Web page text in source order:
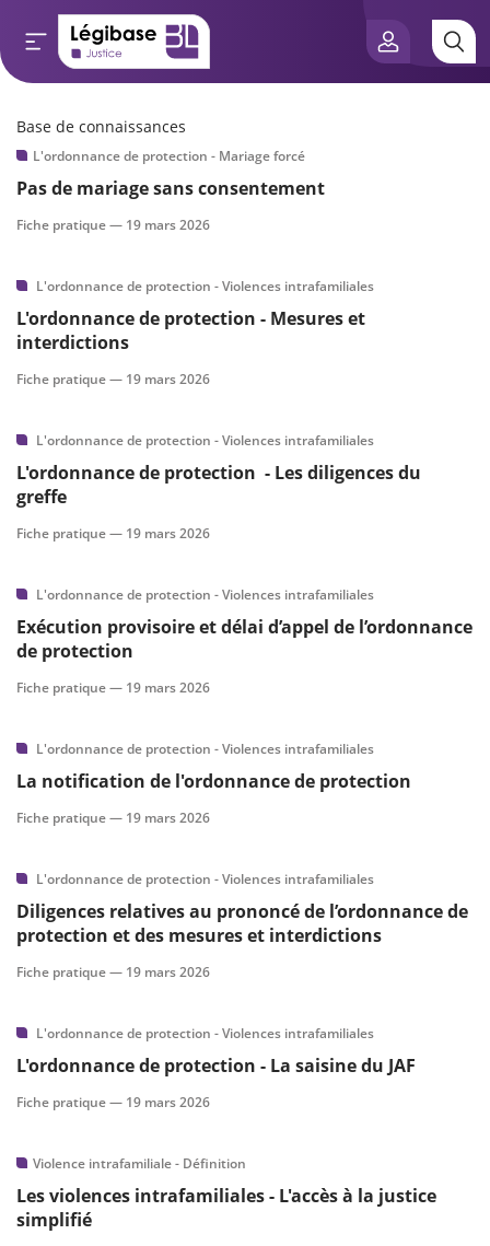
connaissances
vue de l’expert
Base de connaissances
L'ordonnance de protection - Mariage forcé
Pas de mariage sans consentement
Fiche pratique — 19 mars 2026
L'ordonnance de protection - Violences intrafamiliales
L'ordonnance de protection - Mesures et
interdictions
Fiche pratique — 19 mars 2026
L'ordonnance de protection - Violences intrafamiliales
L'ordonnance de protection - Les diligences du
greffe
Fiche pratique — 19 mars 2026
L'ordonnance de protection - Violences intrafamiliales
Exécution provisoire et délai d’appel de l’ordonnance
de protection
Fiche pratique — 19 mars 2026
L'ordonnance de protection - Violences intrafamiliales
La notification de l'ordonnance de protection
Fiche pratique — 19 mars 2026
L'ordonnance de protection - Violences intrafamiliales
Diligences relatives au prononcé de l’ordonnance de
protection et des mesures et interdictions
Fiche pratique — 19 mars 2026
L'ordonnance de protection - Violences intrafamiliales
L'ordonnance de protection - La saisine du JAF
Fiche pratique — 19 mars 2026
Violence intrafamiliale - Définition
Les violences intrafamiliales - L'accès à la justice
simplifié